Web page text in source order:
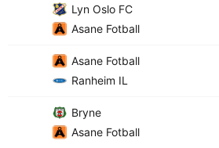
Lyn Oslo FC
Asane Fotball
Asane Fotball
Ranheim IL
Bryne
Asane Fotball